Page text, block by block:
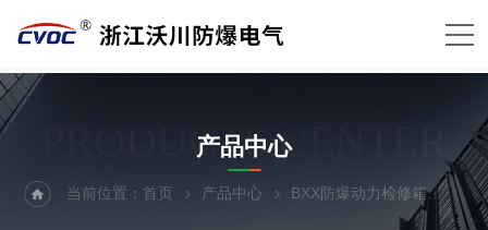
PRODUCTS CENTER
产品中心
当前位置：首页 产品中心 BXX防爆动力检修箱 防